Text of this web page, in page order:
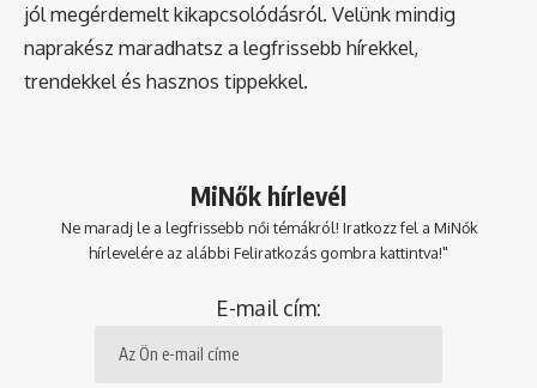
jól megérdemelt kikapcsolódásról. Velünk mindig
naprakész maradhatsz a legfrissebb hírekkel,
trendekkel és hasznos tippekkel.
MiNők hírlevél
Ne maradj le a legfrissebb női témákról! Iratkozz fel a MiNők
hírlevelére az alábbi Feliratkozás gombra kattintva!"
E-mail cím: